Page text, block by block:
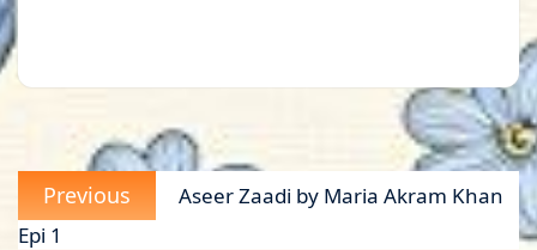
Post
navigation
Previous
Previous
post:
Aseer Zaadi by Maria Akram Khan
Epi 1